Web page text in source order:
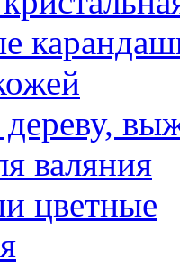
дереву,
валяния
цветные